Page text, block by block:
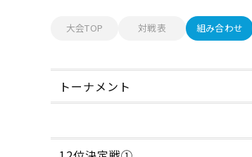
大会TOP 対戦表 組み合わせ
トーナメント